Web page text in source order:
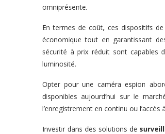
omniprésente.
En termes de coût, ces dispositifs
économique tout en garantissant
sécurité à prix réduit sont capables
luminosité.
Opter pour une caméra espion
disponibles aujourd’hui sur le
l’enregistrement en continu ou
Investir dans des solutions de